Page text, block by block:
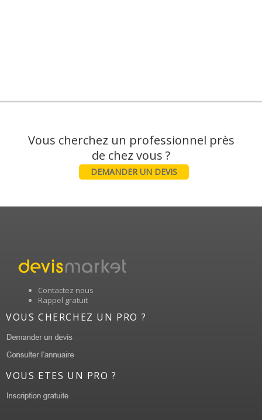
Vous cherchez un professionnel près
DEMANDER UN DEVIS
Contactez nous
Rappel gratuit
VOUS CHERCHEZ UN PRO ?
VOUS ETES UN PRO ?